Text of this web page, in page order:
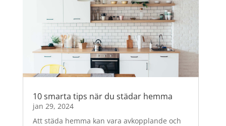
10 smarta tips när du städar hemma
jan 29, 2024
Att städa hemma kan vara avkopplande och